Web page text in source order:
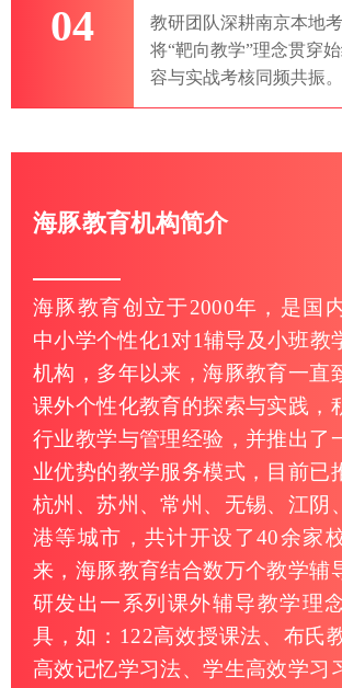
04
教研团队深耕南京本地
将“靶向教学”理念贯穿
容与实战考核同频共振。
海豚教育机构简介
海豚教育创立于2000年，是国
中小学个性化1对1辅导及小班教
机构，多年以来，海豚教育一直
课外个性化教育的探索与实践，
行业教学与管理经验，并推出了
业优势的教学服务模式，目前已
杭州、苏州、常州、无锡、江阴
港等城市，共计开设了40余家
来，海豚教育结合数万个教学辅
研发出一系列课外辅导教学理
具，如：122高效授课法、布氏
高效记忆学习法、学生高效学习